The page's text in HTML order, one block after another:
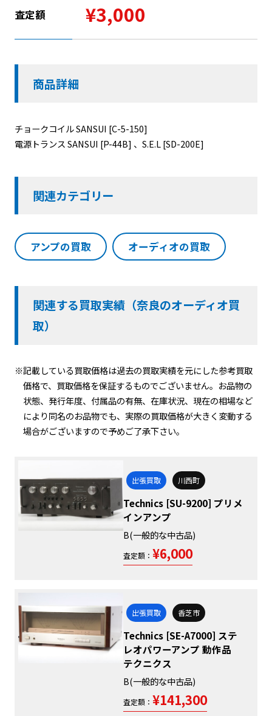
査定額 ¥3,000
商品詳細
チョークコイル SANSUI [C-5-150]
電源トランス SANSUI [P-44B] 、S.E.L [SD-200E]
関連カテゴリー
アンプの買取 オーディオの買取
関連する買取実績（奈良のオーディオ買
取）
※記載している買取価格は過去の買取実績を元にした参考買取
価格で、買取価格を保証するものでございません。お品物の
状態、発行年度、付属品の有無、在庫状況、現在の相場など
により同名のお品物でも、実際の買取価格が大きく変動する
場合がございますので予めご了承下さい。
出張買取 川西町
Technics [SU-9200] プリメ
インアンプ
B(一般的な中古品)
査定額： ¥6,000
出張買取 香芝市
Technics [SE-A7000] ステ
レオパワーアンプ 動作品
テクニクス
B(一般的な中古品)
査定額： ¥141,300